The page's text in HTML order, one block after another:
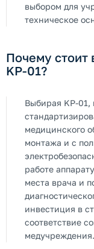
выбором для
техническое
Почему стоит
KP-01?
Выбирая KP-01,
медицинского
монтажа и с
работе
места врача и
инвестиция в
соответствие
медучреждения.